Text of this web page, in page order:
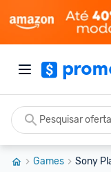
Games Sony